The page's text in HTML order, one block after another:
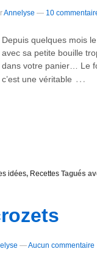
Annelyse — 10
Depuis quelques mois
avec sa petite bouille
dans votre panier… Le
c’est une véritable …
idées, Recettes Tagués
—Aucun commentaire